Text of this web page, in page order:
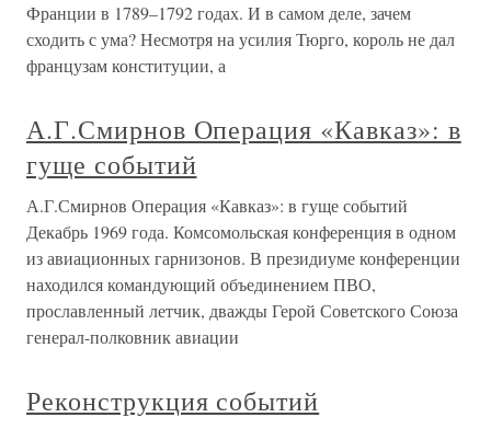
Франции в 1789–1792 годах. И в самом деле, зачем
сходить с ума? Несмотря на усилия Тюрго, король не дал
французам конституции, а
А.Г.Смирнов Операция «Кавказ»: в
гуще событий
А.Г.Смирнов Операция «Кавказ»: в гуще событий
Декабрь 1969 года. Комсомольская конференция в одном
из авиационных гарнизонов. В президиуме конференции
находился командующий объединением ПВО,
прославленный летчик, дважды Герой Советского Союза
генерал-полковник авиации
Реконструкция событий